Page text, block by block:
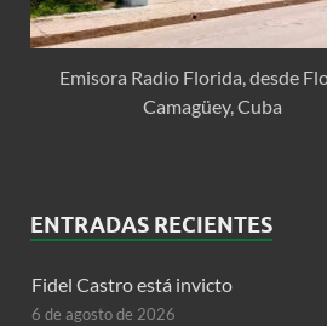
Emisora Radio Florida, desde
Camagüey, Cuba
ENTRADAS RECIENTES
Fidel Castro está invicto
6 de agosto de 2026